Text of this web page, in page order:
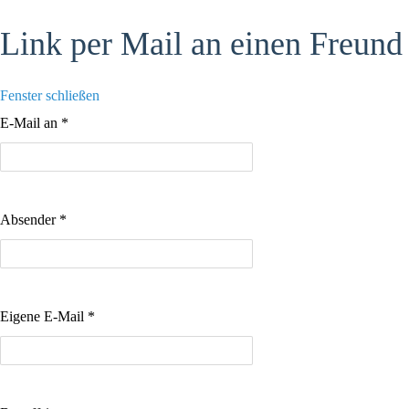
Link per Mail an einen Freund
Fenster schließen
E-Mail an *
Absender*
Eigene E-Mail *